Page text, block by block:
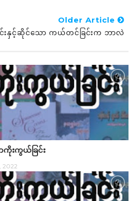
Older Article
င်းနှင့်ဆိုင်သော ကယ်တင်ခြင်းက ဘာလဲ
းကွယ်ခြင်း
2022